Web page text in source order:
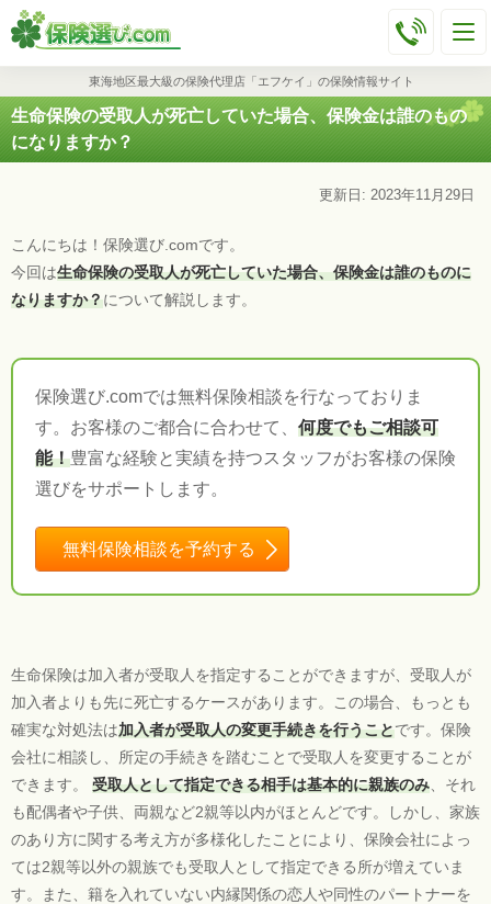
東海地区最大級の保険代理店「エフケイ」の保険情報サイト
生命保険の受取人が死亡していた場合、保険金は誰のもの
になりますか？
更新日: 2023年11月29日
こんにちは！保険選び.comです。
今回は生命保険の受取人が死亡していた場合、保険金は誰のものに
なりますか？について解説します。
保険選び.comでは無料保険相談を行なっておりま
す。お客様のご都合に合わせて、 何度でもご相談可
能！豊富な経験と実績を持つスタッフがお客様の保険
選びをサポートします。
無料保険相談を予約する
生命保険は加入者が受取人を指定することができますが、受取人が
加入者よりも先に死亡するケースがあります。この場合、もっとも
確実な対処法は加入者が受取人の変更手続きを行うことです。保険
会社に相談し、所定の手続きを踏むことで受取人を変更することが
できます。 受取人として指定できる相手は基本的に親族のみ 、それ
も配偶者や子供、両親など2親等以内がほとんどです。しかし、家族
のあり方に関する考え方が多様化したことにより、保険会社によっ
ては2親等以外の親族でも受取人として指定できる所が増えていま
す。また、籍を入れていない内縁関係の恋人や同性のパートナーを